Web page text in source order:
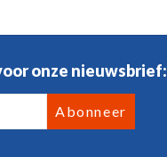
onze nieuwsbrief:
Abonneer